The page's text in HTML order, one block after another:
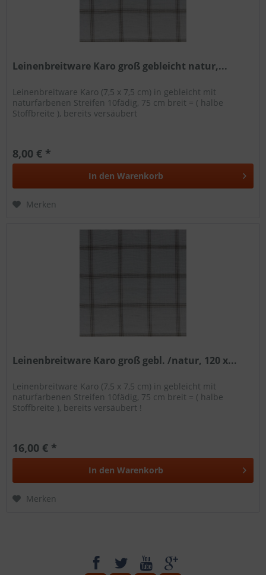
Leinenbreitware Karo groß gebleicht natur,...
Leinenbreitware Karo (7,5 x 7,5 cm) in gebleicht mit
naturfarbenen Streifen 10fädig, 75 cm breit = ( halbe
Stoffbreite ), bereits versäubert
8,00 € *
In den Warenkorb
Merken
Leinenbreitware Karo groß gebl. /natur, 120 x...
Leinenbreitware Karo (7,5 x 7,5 cm) in gebleicht mit
naturfarbenen Streifen 10fädig, 75 cm breit = ( halbe
Stoffbreite ), bereits versäubert !
16,00 € *
In den Warenkorb
Merken